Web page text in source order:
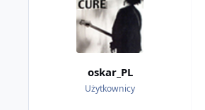
oskar_PL
Użytkownicy